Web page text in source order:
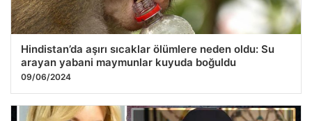
Hindistan’da aşırı sıcaklar ölümlere neden oldu: Su
arayan yabani maymunlar kuyuda boğuldu
09/06/2024